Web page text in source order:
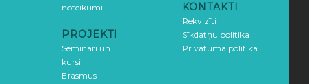
noteikumi
PROJEKTI
Semināri un
kursi
Erasmus+
KONTAKTI
Rekvizīti
Sīkdatņu politika
Privātuma politika